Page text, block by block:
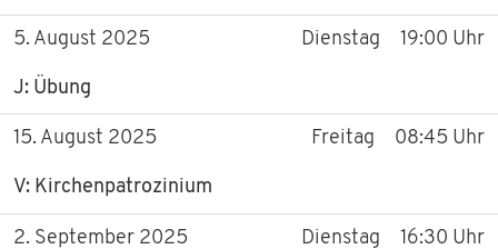
5. August 2025
J: Übung
Dienstag 19:00 Uhr
15. August 2025
V: Kirchenpatrozinium
Freitag 08:45 Uhr
2. September 2025 Dienstag 16:30 Uhr